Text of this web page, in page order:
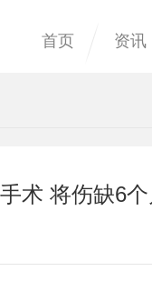
首页 资讯
术 将伤缺6